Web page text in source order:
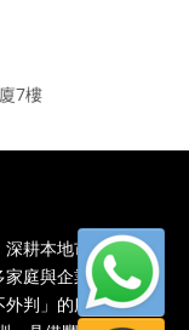
7樓
耕本地市場多年，
庭與企業信賴的蟲
判」的服務承諾